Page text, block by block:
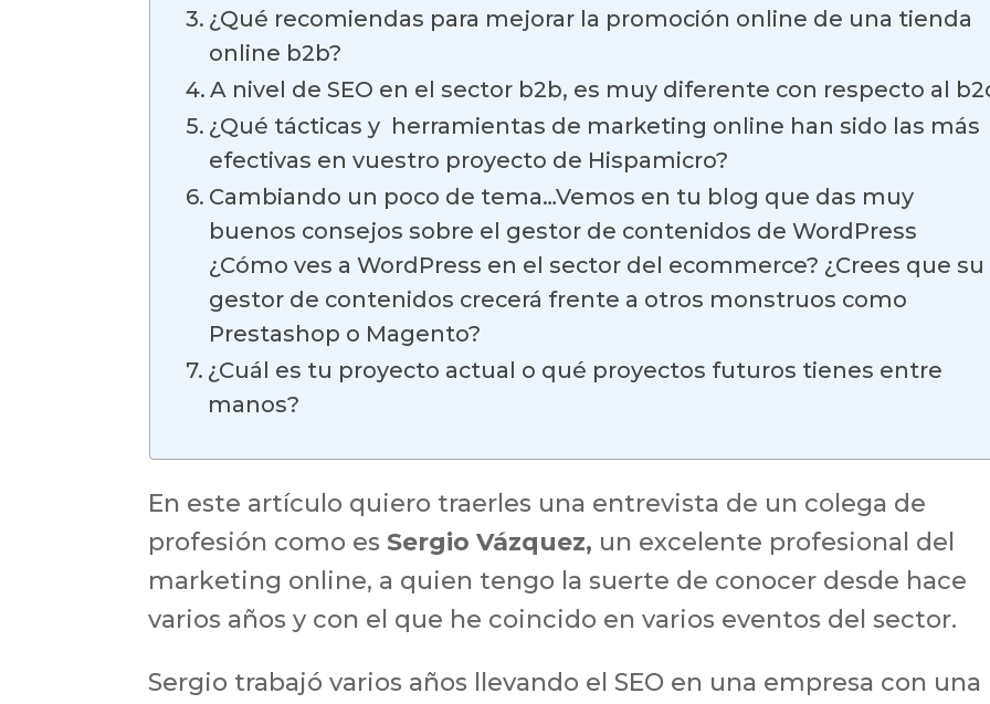
¿Qué recomiendas para mejorar la promoción online de una tienda
online b2b?
A nivel de SEO en el sector b2b, es muy diferente con respecto al
¿Qué tácticas y herramientas de marketing online han sido las más
efectivas en vuestro proyecto de Hispamicro?
Cambiando un poco de tema…Vemos en tu blog que das muy
buenos consejos sobre el gestor de contenidos de WordPress
¿Cómo ves a WordPress en el sector del ecommerce? ¿Crees que su
gestor de contenidos crecerá frente a otros monstruos como
Prestashop o Magento?
¿Cuál es tu proyecto actual o qué proyectos futuros tienes entre
manos?
En este artículo quiero traerles una entrevista de un colega de
profesión como es Sergio Vázquez, un excelente profesional del
marketing online, a quien tengo la suerte de conocer desde hace
varios años y con el que he coincido en varios eventos del sector.
Sergio trabajó varios años llevando el SEO en una empresa con una